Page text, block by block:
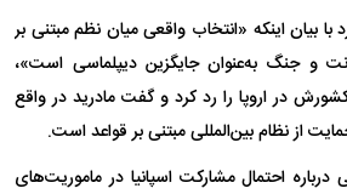
با بیان اینکه «انتخاب واقعی میان نظم مبتنی بر
و جنگ به‌عنوان جایگزین دیپلماسی است»،
در اروپا را رد کرد و گفت مادرید در واقع
از نظام بین‌المللی مبتنی بر قواعد است.
احتمال مشارکت اسپانیا در ماموریت‌های